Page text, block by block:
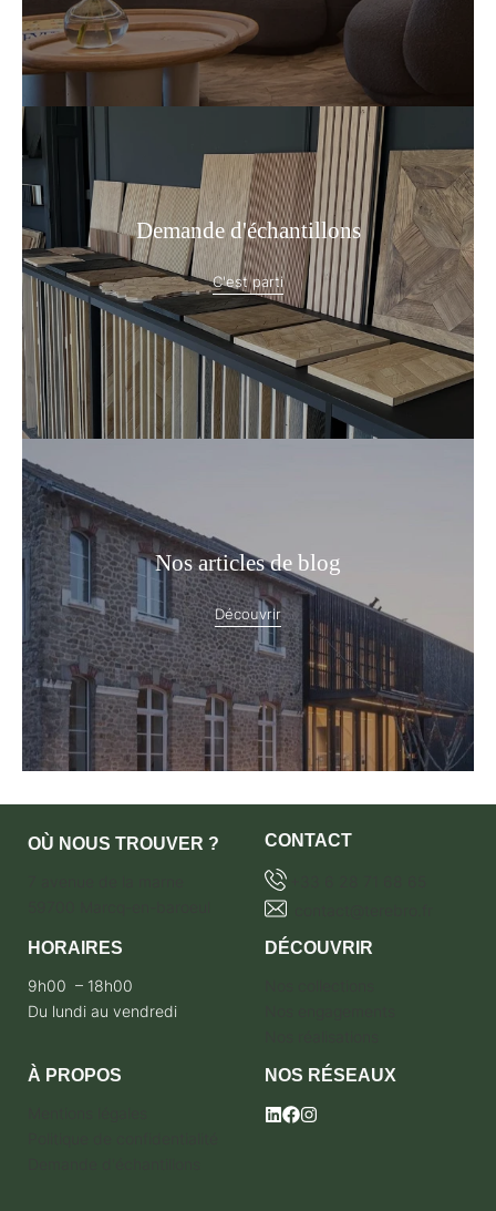
Demande d'échantillons
C'est parti
Nos articles de blog
Découvrir
OÙ NOUS TROUVER ?
CONTACT
HORAIRES
9h00 – 18h00
Du lundi au vendredi
DÉCOUVRIR
À PROPOS
NOS RÉSEAUX